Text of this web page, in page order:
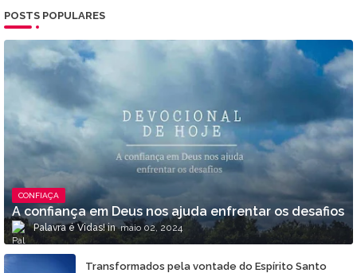
POSTS POPULARES
CONFIAÇA
A confiança em Deus nos ajuda enfrentar os desafios
Palavra é Vidas! maio 02, 2024
Transformados pela vontade do Espírito Santo